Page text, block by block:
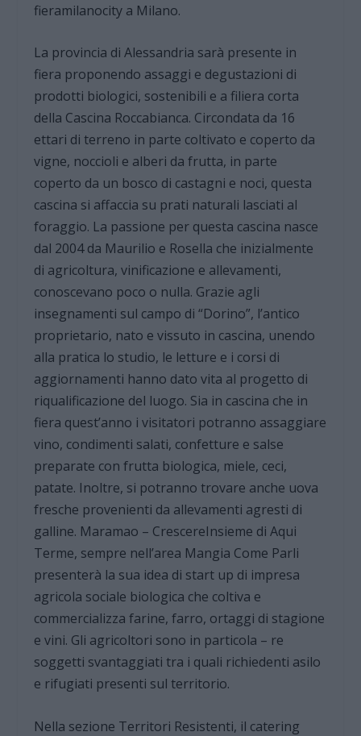
fieramilanocity a Milano.
La provincia di Alessandria sarà presente in
fiera proponendo assaggi e degustazioni di
prodotti biologici, sostenibili e a filiera corta
della Cascina Roccabianca. Circondata da 16
ettari di terreno in parte coltivato e coperto da
vigne, noccioli e alberi da frutta, in parte
coperto da un bosco di castagni e noci, questa
cascina si affaccia su prati naturali lasciati al
foraggio. La passione per questa cascina nasce
dal 2004 da Maurilio e Rosella che inizialmente
di agricoltura, vinificazione e allevamenti,
conoscevano poco o nulla. Grazie agli
insegnamenti sul campo di “Dorino”, l’antico
proprietario, nato e vissuto in cascina, unendo
alla pratica lo studio, le letture e i corsi di
aggiornamenti hanno dato vita al progetto di
riqualificazione del luogo. Sia in cascina che in
fiera quest’anno i visitatori potranno assaggiare
vino, condimenti salati, confetture e salse
preparate con frutta biologica, miele, ceci,
patate. Inoltre, si potranno trovare anche uova
fresche provenienti da allevamenti agresti di
galline. Maramao – CrescereInsieme di Aqui
Terme, sempre nell’area Mangia Come Parli
presenterà la sua idea di start up di impresa
agricola sociale biologica che coltiva e
commercializza farine, farro, ortaggi di stagione
e vini. Gli agricoltori sono in particola – re
soggetti svantaggiati tra i quali richiedenti asilo
e rifugiati presenti sul territorio.
Nella sezione Territori Resistenti, il catering